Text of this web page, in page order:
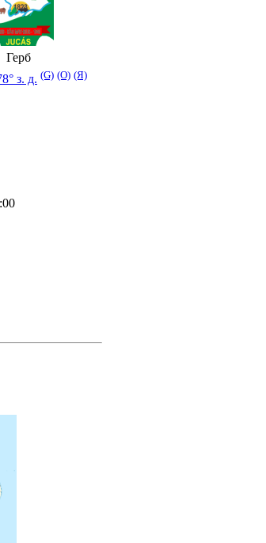
Герб
з. д. (G) (O) (Я)